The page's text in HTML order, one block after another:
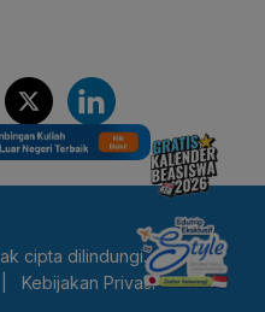
cipta dilindungi.
Kebijakan Privasi